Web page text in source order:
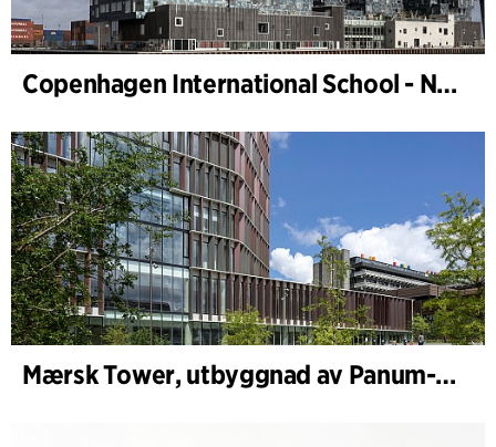
Copenhagen International School - Nordhavn
Mærsk Tower, utbyggnad av Panum-komplexet